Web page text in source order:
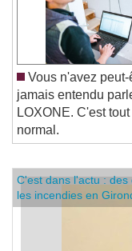
Vous n'avez peut-
jamais entendu
LOXONE. C'est
normal.
C'est dans l'actu :
les incendies en